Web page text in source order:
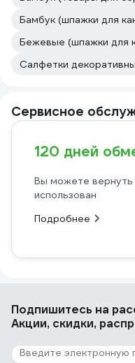
Бамбук (шпажки для
Бежевые (шпажки для
Салфетки
Сервисное
120 дней
Вы можете вернуть
использован
Подробнее
Подпишитесь на
Акции, скидки,